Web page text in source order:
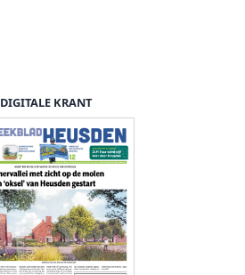
DIGITALE KRANT